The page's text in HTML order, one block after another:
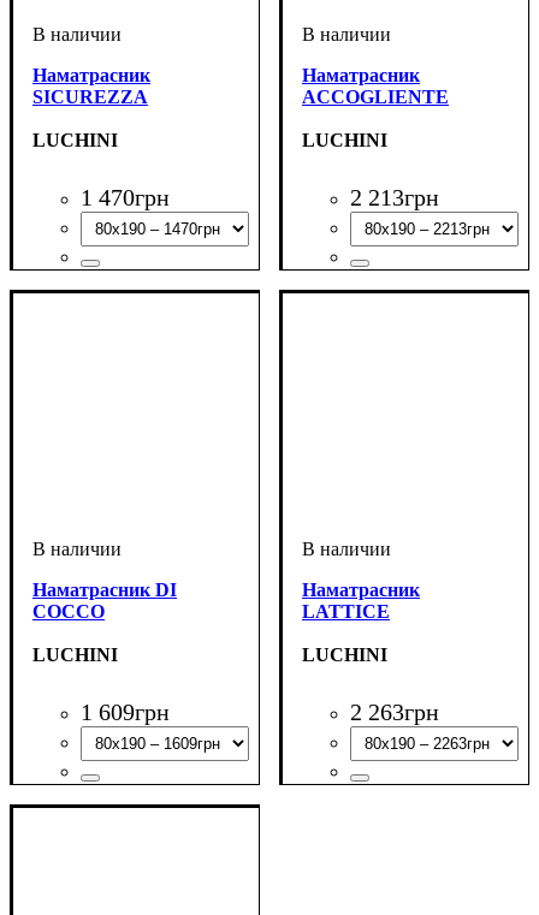
Наматрасник
SICUREZZA
LUCHINI
1 470грн
Наматрасник
ACCOGLIENTE
LUCHINI
2 213грн
Наматрасник DI
COCCO
LUCHINI
1 609грн
Наматрасник
LATTICE
LUCHINI
2 263грн